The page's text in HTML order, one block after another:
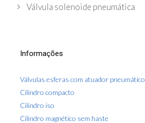
t
r
a
s
a
Válvula solenoide pneumática
Informações
Válvulas esferas com atuador pneumático
Cilindro compacto
Cilindro iso
Cilindro magnético sem haste